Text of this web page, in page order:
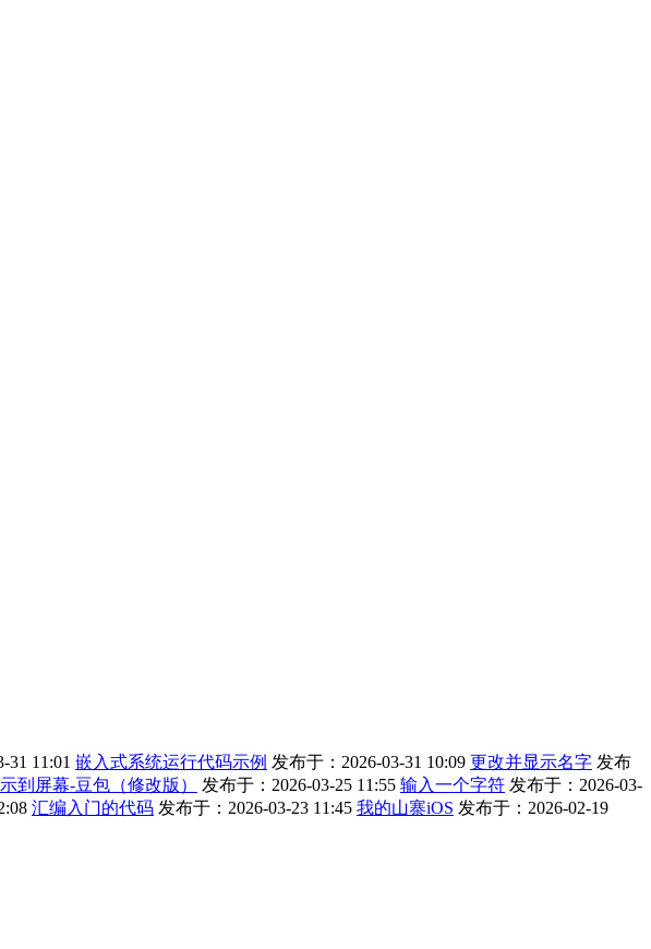
31 11:01 嵌入式系统运行代码示例 发布于：2026-03-31 10:09 更改并显示名字 发布
到屏幕-豆包（修改版） 发布于：2026-03-25 11:55 输入一个字符 发布于：2026-03-
汇编入门的代码 发布于：2026-03-23 11:45 我的山寨iOS 发布于：2026-02-19